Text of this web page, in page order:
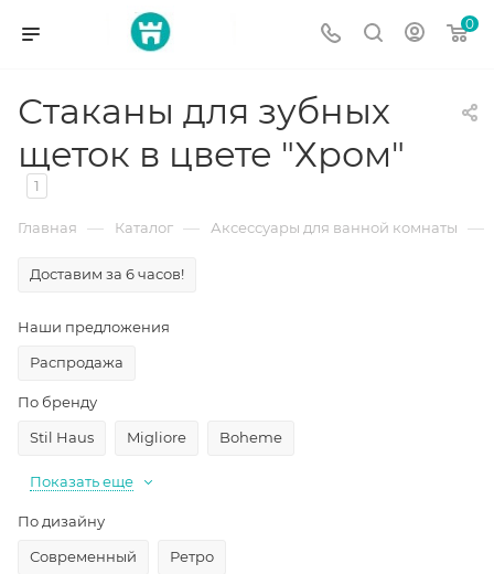
0
Стаканы для зубных
щеток в цвете "Хром"
1
Главная — Каталог — Аксессуары для ванной комнаты —
Доставим за 6 часов!
Наши предложения
Распродажа
По бренду
Stil Haus
Migliore Boheme
Показать еще
По дизайну
Современный
Ретро